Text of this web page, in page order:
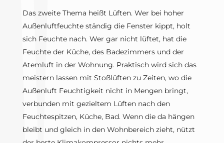
Das zweite Thema heißt Lüften. Wer bei hoher
Außenluftfeuchte ständig die Fenster kippt, holt
sich Feuchte nach. Wer gar nicht lüftet, hat die
Feuchte der Küche, des Badezimmers und der
Atemluft in der Wohnung. Praktisch wird sich das
meistern lassen mit Stoßlüften zu Zeiten, wo die
Außenluft Feuchtigkeit nicht in Mengen bringt,
verbunden mit gezieltem Lüften nach den
Feuchtespitzen, Küche, Bad. Wenn die da hängen
bleibt und gleich in den Wohnbereich zieht, nützt